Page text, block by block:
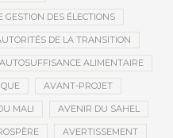
DES ÉLECTIONS
DE LA TRANSITION
AUTOSUFFISANCE ALIMENTAIRE
AVANT-PROJET
MALI AVENIR DU SAHEL
AVERTISSEMENT